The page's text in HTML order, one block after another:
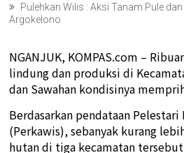
Pulehkan Wilis : Aksi Tanam Pule
Argokelono
NGANJUK, KOMPAS.com –
lindung dan produksi di
dan Sawahan kondisinya
Berdasarkan pendataan Pelestari
(Perkawis), sebanyak kurang
hutan di tiga kecamatan